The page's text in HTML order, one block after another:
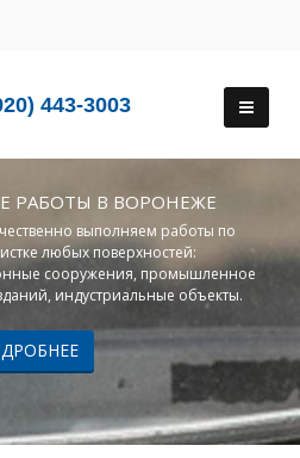
443-3003
РАБОТЫ В ВОРОНЕЖЕ
выполняем работы по
любых поверхностей:
сооружения, промышленное
индустриальные объекты.